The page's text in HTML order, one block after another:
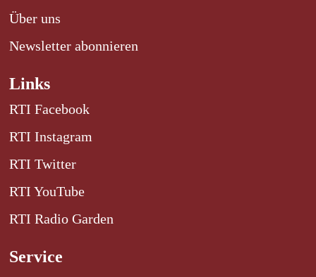
Über uns
Newsletter abonnieren
Links
RTI Facebook
RTI Instagram
RTI Twitter
RTI YouTube
RTI Radio Garden
Service